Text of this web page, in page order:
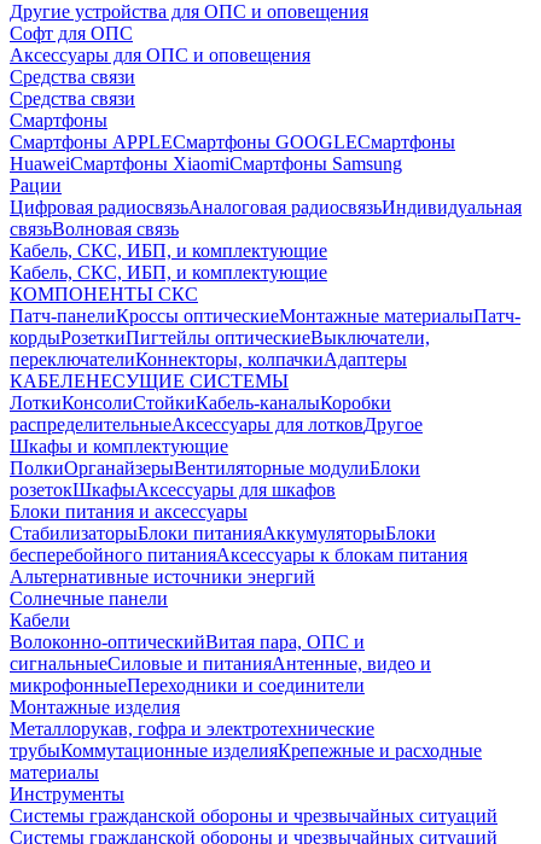
Другие устройства для ОПС и оповещения
Софт для ОПС
Аксессуары для ОПС и оповещения
Средства связи
Средства связи
Смартфоны
Смартфоны APPLEСмартфоны GOOGLEСмартфоны
HuaweiСмартфоны XiaomiСмартфоны Samsung
Рации
Цифровая радиосвязьАналоговая радиосвязьИндивидуальная
связьВолновая связь
Кабель, СКС, ИБП, и комплектующие
Кабель, СКС, ИБП, и комплектующие
КОМПОНЕНТЫ СКС
Патч-панелиКроссы оптическиеМонтажные материалыПатч-
кордыРозеткиПигтейлы оптическиеВыключатели,
переключателиКоннекторы, колпачкиАдаптеры
КАБЕЛЕНЕСУЩИЕ СИСТЕМЫ
ЛоткиКонсолиСтойкиКабель-каналыКоробки
распределительныеАксессуары для лотковДругое
Шкафы и комплектующие
ПолкиОрганайзерыВентиляторные модулиБлоки
розетокШкафыАксессуары для шкафов
Блоки питания и аксессуары
СтабилизаторыБлоки питанияАккумуляторыБлоки
бесперебойного питанияАксессуары к блокам питания
Альтернативные источники энергий
Солнечные панели
Кабели
Волоконно-оптическийВитая пара, ОПС и
сигнальныеСиловые и питанияАнтенные, видео и
микрофонныеПереходники и соединители
Монтажные изделия
Металлорукав, гофра и электротехнические
трубыКоммутационные изделияКрепежные и расходные
материалы
Инструменты
Системы гражданской обороны и чрезвычайных ситуаций
Системы гражданской обороны и чрезвычайных ситуаций